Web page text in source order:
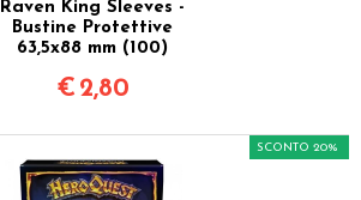
Raven King Sleeves -
Bustine Protettive
63,5x88 mm (100)
€ 2,80
SCONTO 20%